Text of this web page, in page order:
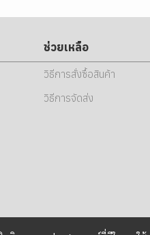
ช่วยเหลือ
วิธีการสั่งซื้อสินค้า
วิธีการจัดส่ง